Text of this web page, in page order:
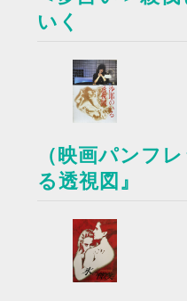
いく
（映画パンフ
る透視図』